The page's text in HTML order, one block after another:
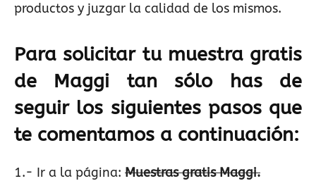
productos y juzgar la calidad de los mismos.
Para solicitar tu muestra gratis
de Maggi tan sólo has de
seguir los siguientes pasos que
te comentamos a continuación:
1.- Ir a la página: Muestras gratis Maggi.